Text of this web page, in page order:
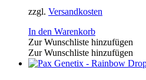
zzgl. Versandkosten
In den Warenkorb
Zur Wunschliste hinzufügen
Zur Wunschliste hinzufügen